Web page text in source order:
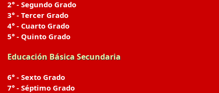
2° - Segundo Grado
3° - Tercer Grado
4° - Cuarto Grado
5° - Quinto Grado
Educación Básica Secundaria
6° - Sexto Grado
7° - Séptimo Grado